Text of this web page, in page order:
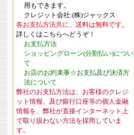
用もできます。
クレジット会社:(株)ジャックス
各お支払方法共に、送料は無料です。
詳しくはこちらへどうぞ！
お支払方法
ショッピングローン(分割払い)につい
て
お店のお約束事☆お支払及び決済方
法について
弊社のお支払方法は、お客様のクレジ
ット情報、及び銀行口座等の個人金融
情報を、弊社が直接インターネット上
で取り扱わない方法を採用していま
す。